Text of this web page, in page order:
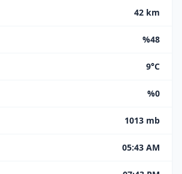
42 km
%48
9°C
%0
1013 mb
05:43 AM